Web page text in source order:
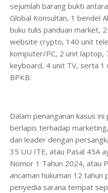
sejumlah barang bukti
Global Konsultan, 1 bendel
buku tulis panduan market,
website crypto, 140 unit
komputer/PC, 2 unit laptop,
keyboard, 4 unit TV, serta
BPKB.
Dalam penanganan kasus
berlapis terhadap
dan leader dengan
35 UU ITE, atau Pasal 45A
Nomor 1 Tahun 2024, atau
ancaman hukuman 12 tahun
penyedia sarana tempat